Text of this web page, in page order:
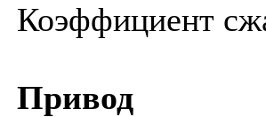
Коэффициент
Привод